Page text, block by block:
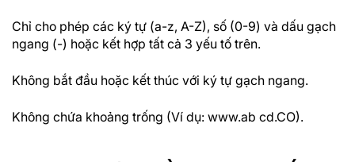
Chỉ cho phép các ký tự (a-z, A-Z), số (0-9) và dấu gạch
ngang (-) hoặc kết hợp tất cả 3 yếu tố trên.
Không bắt đầu hoặc kết thúc với ký tự gạch ngang.
Không chứa khoảng trống (Ví dụ: www.ab cd.CO).